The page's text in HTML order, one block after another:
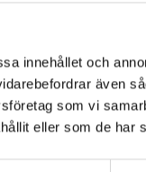
innehållet och
även
som vi
eller som de har